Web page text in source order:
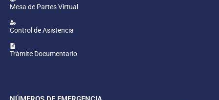
Mesa de Partes Virtual
Control de Asistencia
Trámite Documentario